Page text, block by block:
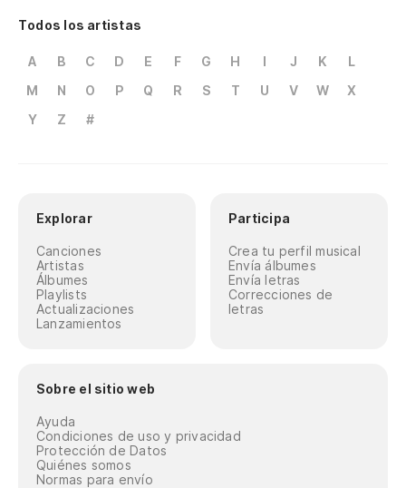
Todos los artistas
A B C D E F G H I J K
L
M
N O P Q R S T U V W
X
Y
Z #
Explorar
Canciones
Artistas
Álbumes
Playlists
Actualizaciones
Lanzamientos
Participa
Crea tu perfil musical
Envía álbumes
Envía letras
Correcciones de
letras
Sobre el sitio web
Ayuda
Condiciones de uso y privacidad
Protección de Datos
Quiénes somos
Normas para envío